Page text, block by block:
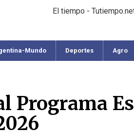
El tiempo -
Mundo Deportes Agro
Programa